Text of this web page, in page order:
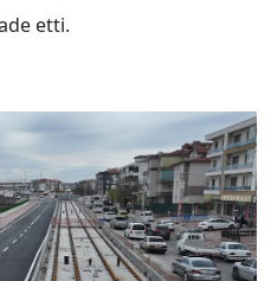
etti.